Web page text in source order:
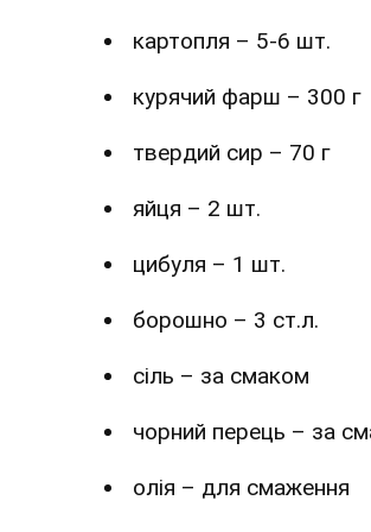
картопля – 5-6 шт.
курячий фарш – 300 г
твердий сир – 70 г
яйця – 2 шт.
цибуля – 1 шт.
борошно – 3 ст.л.
сіль – за смаком
чорний перець – за
олія – для смаження